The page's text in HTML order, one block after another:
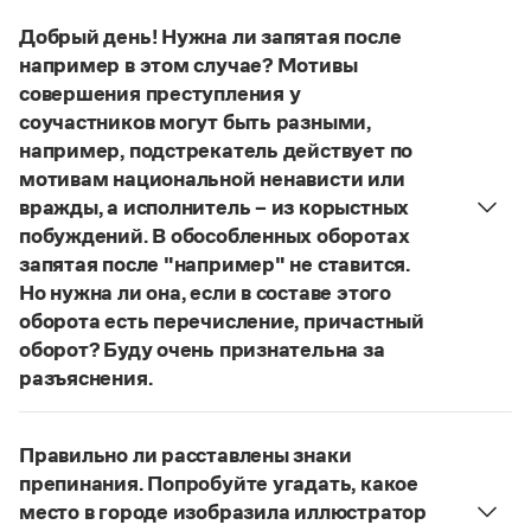
Справочники
Правила русской орфографии и пунктуации
Русский язык. Краткий теоретический курс
для школьников
Письмовник
Справочник по пунктуации
Словарь-справочник трудностей
Справочник по фразеологии
Азбучные истины
Словарь-справочник непростые слова
Все справочники портала
Журнал
Новости и события
Словарь русских имён
Словарь методических терминов
(1956)
Добрый день! Нужна ли запятая после
например в этом случае? Мотивы
совершения преступления у
соучастников могут быть разными,
например, подстрекатель действует по
мотивам национальной ненависти или
вражды, а исполнитель – из корыстных
побуждений. В обособленных оборотах
запятая после "например" не ставится.
Но нужна ли она, если в составе этого
оборота есть перечисление, причастный
оборот? Буду очень признательна за
разъяснения.
В § 94«Правил русской орфографии и пунктуации»
слова и сочетания слов, стоящие на границе
частей сложного предложения и относящиеся к
следующему за ними предложению,
Правильно ли расставлены знаки
препинания. Попробуйте угадать, какое
место в городе изобразила иллюстратор